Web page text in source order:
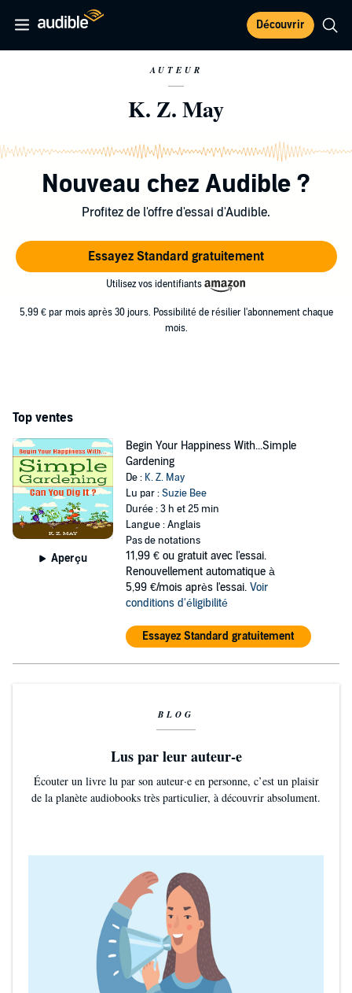
Découvrir
AUTEUR
K. Z. May
Nouveau chez Audible ?
Profitez de l'offre d'essai d'Audible.
Essayez Standard gratuitement
Utilisez vos identifiants
5,99 € par mois après 30 jours. Possibilité de résilier l'abonnement chaque
mois.
Top ventes
Aperçu
Begin Your Happiness With...Simple
Gardening
De : K. Z. May
Lu par :Suzie Bee
Durée : 3 h et 25 min
Langue : Anglais
Pas de notations
11,99 € ou gratuit avec l'essai.
Renouvellement automatique à
5,99 €/mois après l'essai. Voir
conditions d'éligibilité
Essayez Standard gratuitement
BLOG
Lus par leur auteur-e
Écouter un livre lu par son auteur·e en personne, c’est un plaisir
de la planète audiobooks très particulier, à découvrir absolument.